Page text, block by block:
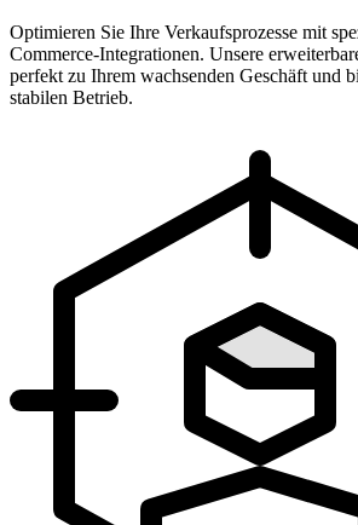
Optimieren Sie Ihre Verkaufsprozesse mit
Commerce-Integrationen. Unsere
perfekt zu Ihrem wachsenden Geschäft und
stabilen Betrieb.